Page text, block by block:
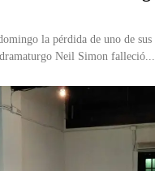
la pérdida de uno de sus
Neil Simon falleció...